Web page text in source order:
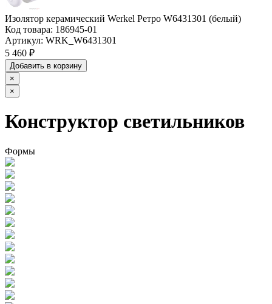
Изолятор керамический Werkel Ретро W6431301 (белый)
Код товара: 186945-01
Артикул: WRK_W6431301
5 460 ₽
Добавить в корзину
×
×
Конструктор светильников
Формы